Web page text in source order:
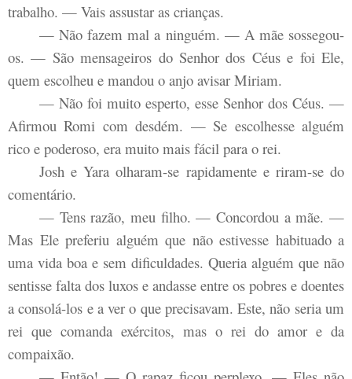
trabalho. — Vais assustar as crianças.
— Não fazem mal a ninguém. — A mãe sossegou-
os. — São mensageiros do Senhor dos Céus e foi Ele,
quem escolheu e mandou o anjo avisar Miriam.
— Não foi muito esperto, esse Senhor dos Céus. —
Afirmou Romi com desdém. — Se escolhesse alguém
rico e poderoso, era muito mais fácil para o rei.
Josh e Yara olharam-se rapidamente e riram-se do
comentário.
— Tens razão, meu filho. — Concordou a mãe. —
Mas Ele preferiu alguém que não estivesse habituado a
uma vida boa e sem dificuldades. Queria alguém que não
sentisse falta dos luxos e andasse entre os pobres e doentes
a consolá-los e a ver o que precisavam. Este, não seria um
rei que comanda exércitos, mas o rei do amor e da
compaixão.